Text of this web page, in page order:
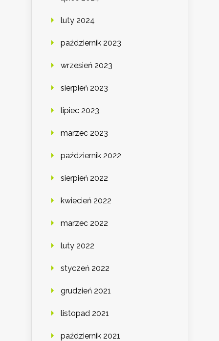
luty 2024
październik 2023
wrzesień 2023
sierpień 2023
lipiec 2023
marzec 2023
październik 2022
sierpień 2022
kwiecień 2022
marzec 2022
luty 2022
styczeń 2022
grudzień 2021
listopad 2021
październik 2021